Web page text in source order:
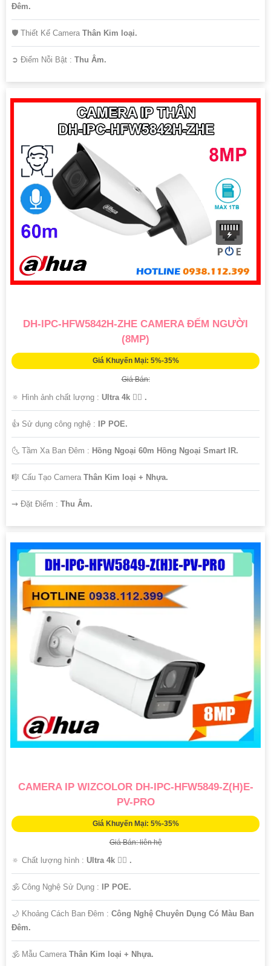
Ðêm.
🛡 Thiết Kế Camera Thân Kim loại.
️➲ Điểm Nỗi Bật : Thu Âm.
DH-IPC-HFW5842H-ZHE CAMERA ĐẾM NGƯỜI
(8MP)
Giá Khuyến Mại: 5%-35%
Giá Bán:
🔅 Hình ảnh chất lượng : Ultra 4k 👍🏾 .
👍 Sử dụng công nghệ : IP POE.
🌜 Tầm Xa Ban Đêm : Hồng Ngoại 60m Hồng Ngoại Smart IR.
🎼️ Cấu Tạo Camera Thân Kim loại + Nhựa.
️⇝ Đặt Điểm : Thu Âm.
CAMERA IP WIZCOLOR DH-IPC-HFW5849-Z(H)E-
PV-PRO
Giá Khuyến Mại: 5%-35%
Giá Bán: liên hệ
🔅 Chất lượng hình : Ultra 4k 👍🏾 .
🕉️ Công Nghệ Sử Dụng : IP POE.
🌙 Khoảng Cách Ban Đêm : Công Nghệ Chuyên Dụng Có Màu Ban
Ðêm.
🕉️ Mẫu Camera Thân Kim loại + Nhựa.